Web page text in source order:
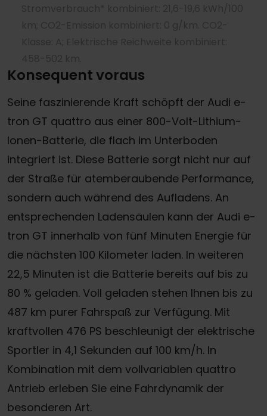
Konsequent voraus
Seine faszinierende Kraft schöpft der Audi e-
tron GT quattro aus einer 800-Volt-Lithium-
Ionen-Batterie, die flach im Unterboden
integriert ist. Diese Batterie sorgt nicht nur auf
der Straße für atemberaubende Performance,
sondern auch während des Aufladens. An
entsprechenden Ladensäulen kann der Audi e-
tron GT innerhalb von fünf Minuten Energie für
die nächsten 100 Kilometer laden. In weiteren
22,5 Minuten ist die Batterie bereits auf bis zu
80 % geladen. Voll geladen stehen Ihnen bis zu
487 km purer Fahrspaß zur Verfügung. Mit
kraftvollen 476 PS beschleunigt der elektrische
Sportler in 4,1 Sekunden auf 100 km/h. In
Kombination mit dem vollvariablen quattro
Antrieb erleben Sie eine Fahrdynamik der
besonderen Art.